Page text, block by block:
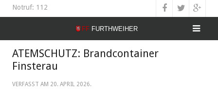
Notruf: 112
ATEMSCHUTZ: Brandcontainer
Finsterau
VERFASST AM 20. APRIL 2026.